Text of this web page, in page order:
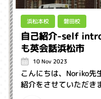
浜松本校 磐田校
自己紹介-self
も英会話浜松市
10 Nov 2023
こんにちは、Noriko先
紹介をさせていただき